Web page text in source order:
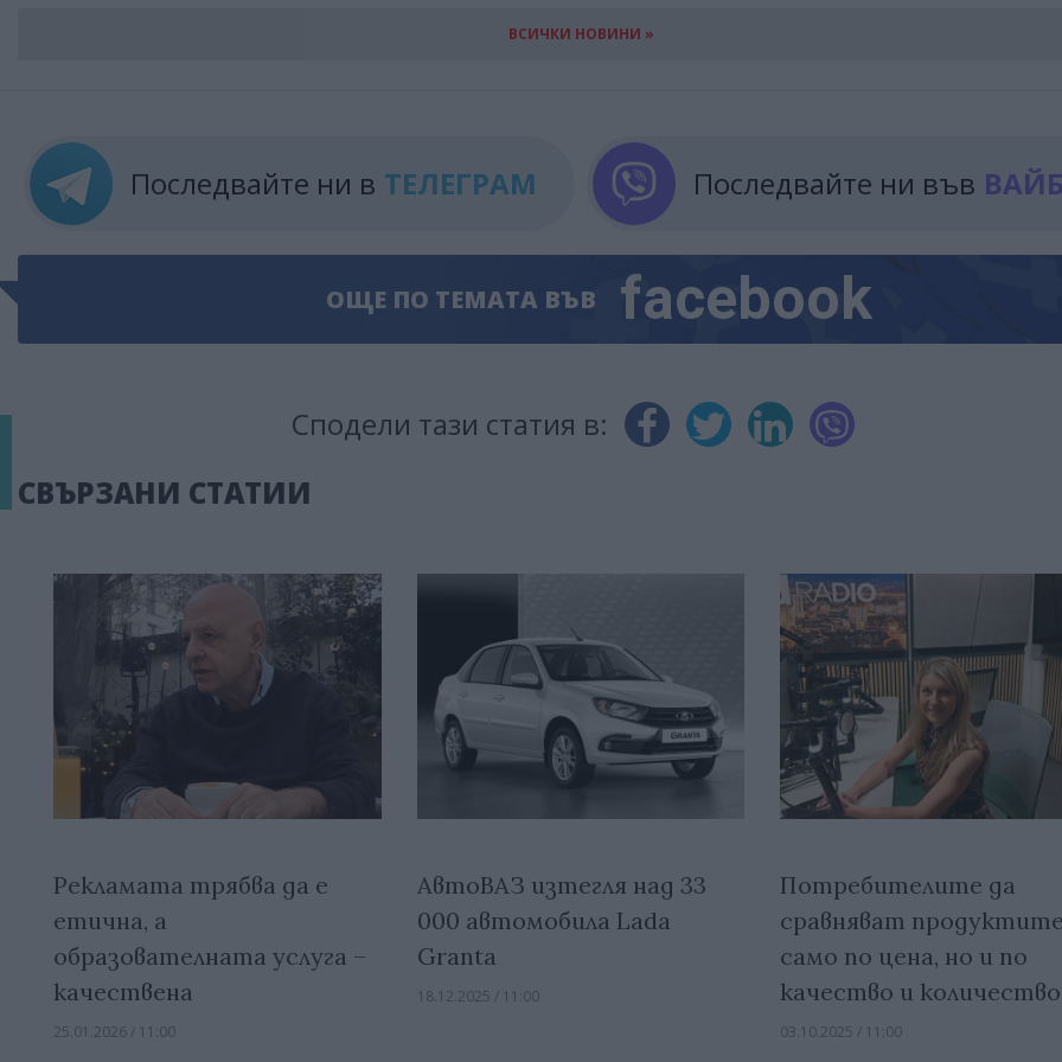
ВСИЧКИ НОВИНИ »
Последвайте ни в ТЕЛЕГРАМ Последвайте ни във
ОЩЕ ПО ТЕМАТА ВЪВ facebook
Сподели тази статия в:
СВЪРЗАНИ СТАТИИ
Рекламата трябва да е
етична, а
образователната услуга –
качествена
25.01.2026 / 11:00
АвтоВАЗ изтегля над 33
000 автомобила Lada
Granta
18.12.2025 / 11:00
Потребителите да
сравняват
само по цена, но и по
качество и количество
03.10.2025 / 11:00